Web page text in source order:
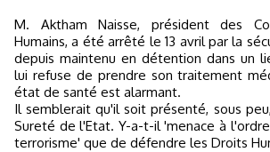
M. Aktham Naisse, président des
Humains, a été arrêté le 13 avril par la
depuis maintenu en détention dans un
lui refuse de prendre son traitement
état de santé est alarmant.
Il semblerait qu'il soit présenté, sous
Sureté de l'Etat. Y-a-t-il 'menace à
terrorisme' que de défendre les Droits